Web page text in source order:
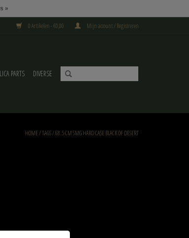
0 Artikelen - €0,00 Mijn account / Registreren
PARTS DIVERSE
HOME/TAGS/68.5 CM SMG HARD CASE BLACK OF DESERT
»